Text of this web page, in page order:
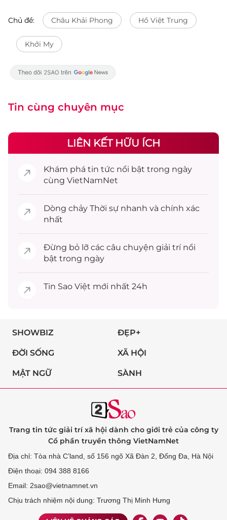
Chủ đề: Châu Khải Phong Hồ Việt Trung
Khởi My
Tin cùng chuyên mục
LIÊN KẾT HỮU ÍCH
Khám phá tin tức nổi bật trong ngày
cùng VietNamNet
Dòng chảy Thời sự nhanh và chính xác
nhất
Đừng bỏ lỡ các câu chuyện giải trínổi
bật trong ngày
Tin Sao Việt mới nhất 24h
SHOWBIZ ĐẸP+
ĐỜI SỐNG XÃ HỘI
MẬT NGỮ SÀNH
Trang tin tức giải trí xã hội dành cho giới trẻ của công ty
Cổ phần truyền thông VietNamNet
Địa chỉ: Tòa nhà C’land, số 156 ngõ Xã Đàn 2, Đống Đa, Hà Nội
Điện thoại: 094 388 8166
Email: 2sao@vietnamnet.vn
Chịu trách nhiệm nội dung: Trương Thị Minh Hưng